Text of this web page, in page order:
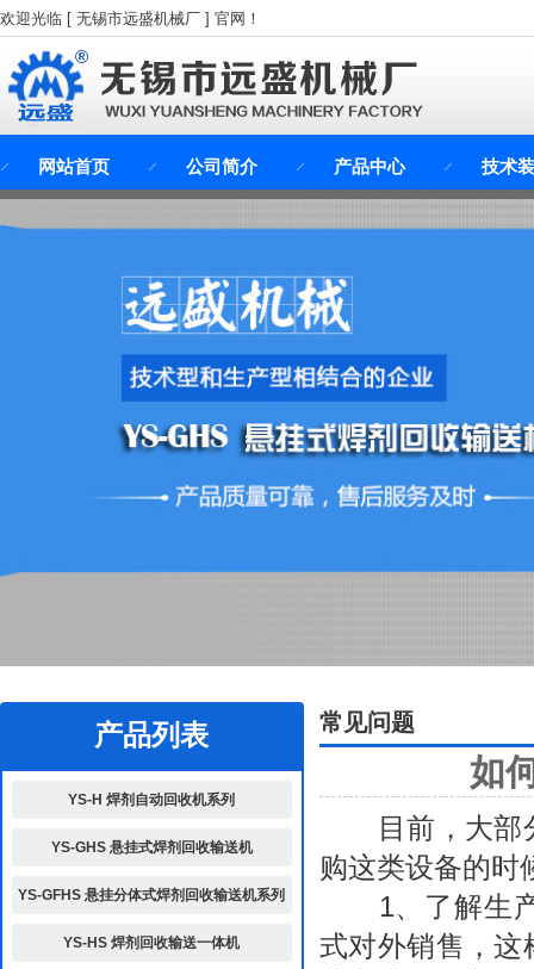
欢迎光临 [ 无锡市远盛机械厂 ] 官网！
网站首页 公司简介 产品中心 技术
产品列表
YS-H 焊剂自动回收机系列
YS-GHS 悬挂式焊剂回收输送机
YS-GFHS 悬挂分体式焊剂回收输送机系列
YS-HS 焊剂回收输送一体机
常见问题
如
目前，大部分
购这类设备的时
1、了解生产
式对外销售，